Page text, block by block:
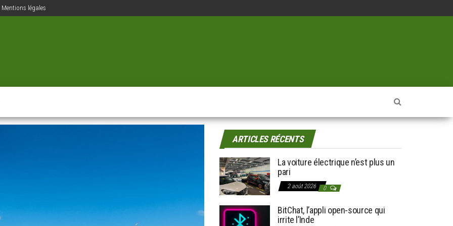
Mentions légales
ARTICLES RÉCENTS
La voiture électrique n’est plus un
pari
2 août 2026 0
BitChat, l’appli open-source qui
irrite l’Inde